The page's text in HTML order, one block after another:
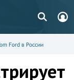
Ford в России